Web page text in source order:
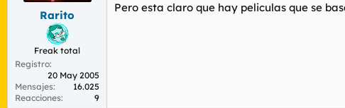
Rarito
Freak total
Registro
20 May 2005
Mensajes
16.025
Reacciones
9
Pero esta claro que hay peliculas que se